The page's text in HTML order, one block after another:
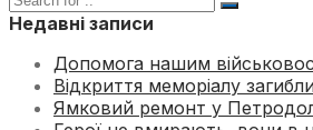
Недавні записи
Допомога нашим
Відкриття меморіалу
Ямковий ремонт у